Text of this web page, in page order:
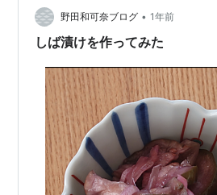
野田和可奈ブログ • 1年前
しば漬けを作ってみた